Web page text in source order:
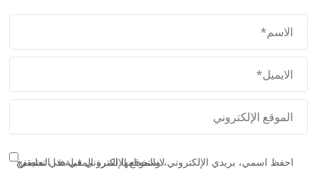
احفظ اسمي، بريدي الإلكتروني، والموقع الإلكتروني في هذا المتصفح لاستخدامها المرة المقبلة في تعليقي.